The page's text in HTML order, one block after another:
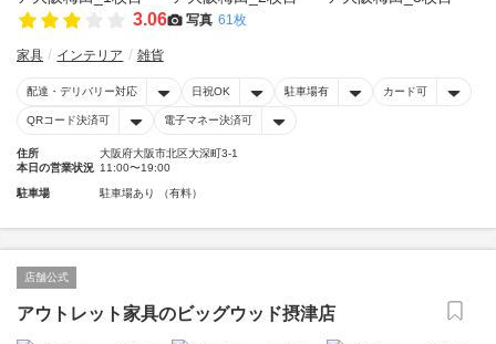
3.06 写真 61枚
家具 インテリア 雑貨
配達・デリバリー対応 日祝OK 駐車場有 カード可
QRコード決済可 電子マネー決済可
住所
大阪府大阪市北区大深町3-1
本日の営業状況 11:00〜19:00
駐車場 駐車場あり （有料）
店舗公式
アウトレット家具のビッグウッド摂津店